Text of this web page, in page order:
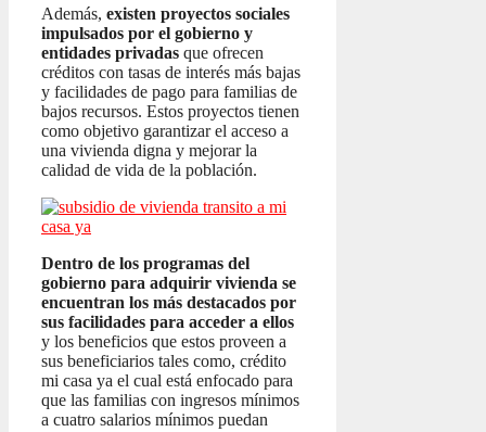
Además, existen proyectos sociales
impulsados por el gobierno y
entidades privadas que ofrecen
créditos con tasas de interés más bajas
y facilidades de pago para familias de
bajos recursos. Estos proyectos tienen
como objetivo garantizar el acceso a
una vivienda digna y mejorar la
calidad de vida de la población.
Dentro de los programas del
gobierno para adquirir vivienda se
encuentran los más destacados por
sus facilidades para acceder a ellos
y los beneficios que estos proveen a
sus beneficiarios tales como, crédito
mi casa ya el cual está enfocado para
que las familias con ingresos mínimos
a cuatro salarios mínimos puedan